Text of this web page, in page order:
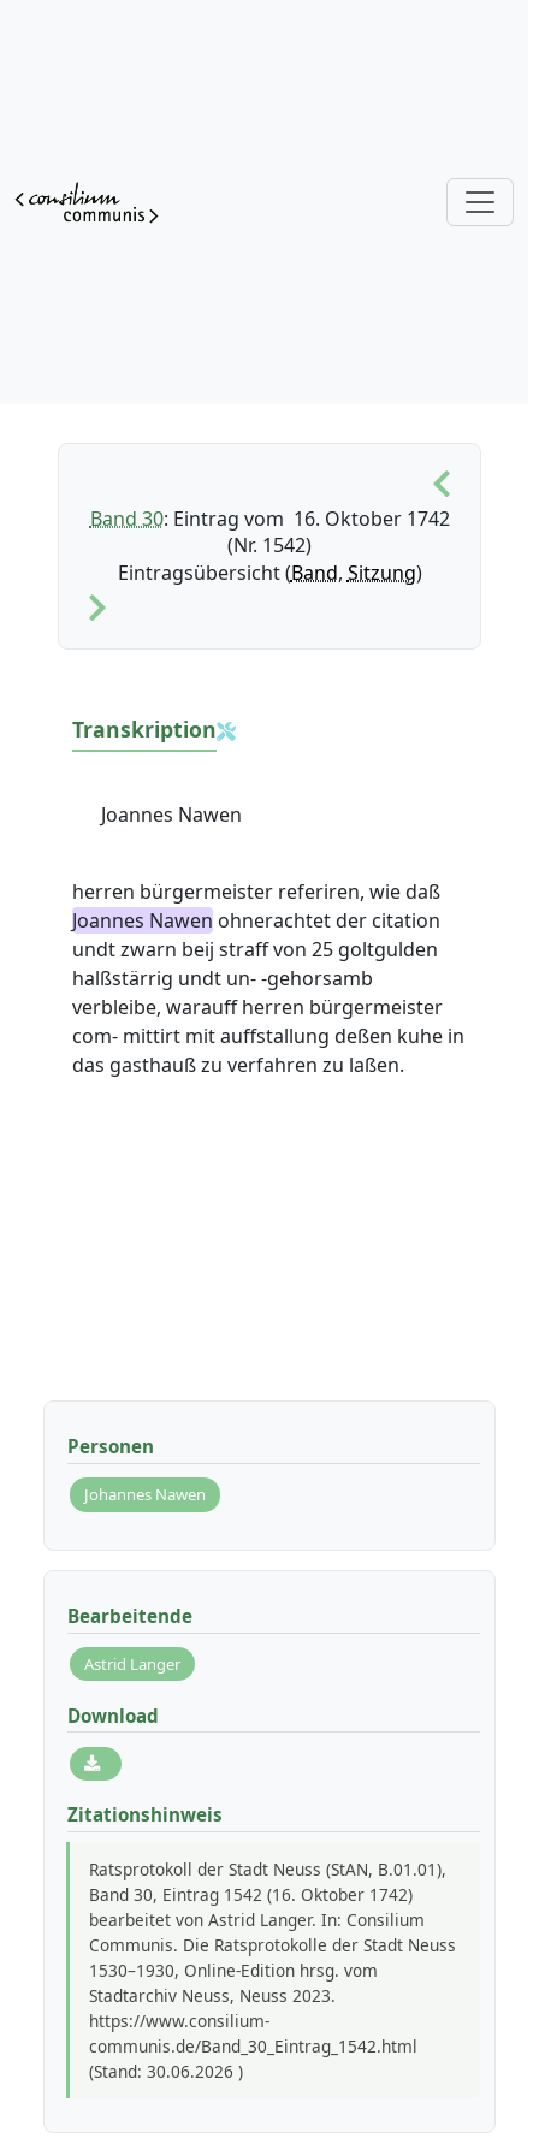
Band 30: Eintrag vom 16. Oktober 1742
(Nr. 1542)
Eintragsübersicht (Band, Sitzung)
Transkription
Joannes Nawen
herren bürgermeister referiren, wie daß
Joannes Nawen ohnerachtet der citation
undt zwarn beij straff von 25 goltgulden
halßstärrig undt un- -gehorsamb
verbleibe, warauff herren bürgermeister
com- mittirt mit auffstallung deßen kuhe in
das gasthauß zu verfahren zu laßen.
Personen
Johannes Nawen
Bearbeitende
Astrid Langer
Download
Zitationshinweis
Ratsprotokoll der Stadt Neuss (StAN, B.01.01),
Band 30, Eintrag 1542 (16. Oktober 1742)
bearbeitet von Astrid Langer. In: Consilium
Communis. Die Ratsprotokolle der Stadt Neuss
1530–1930, Online-Edition hrsg. vom
Stadtarchiv Neuss, Neuss 2023.
https://www.consilium-
communis.de/Band_30_Eintrag_1542.html
(Stand: 30.06.2026 )